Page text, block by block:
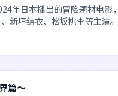
年日本播出的冒险题材电影
新垣结衣、松坂桃李等主演
篇～